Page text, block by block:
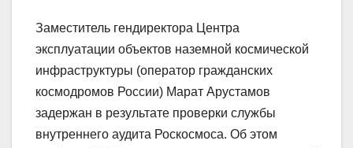
Заместитель гендиректора Центра
эксплуатации объектов наземной космической
инфраструктуры (оператор гражданских
космодромов России) Марат Арустамов
задержан в результате проверки службы
внутреннего аудита Роскосмоса. Об этом